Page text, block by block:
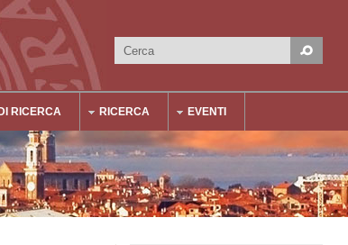
Form di ricerca
Cerca
RICERCA RICERCA EVENTI